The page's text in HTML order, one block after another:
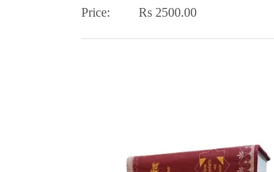
Price: Rs 2500.00